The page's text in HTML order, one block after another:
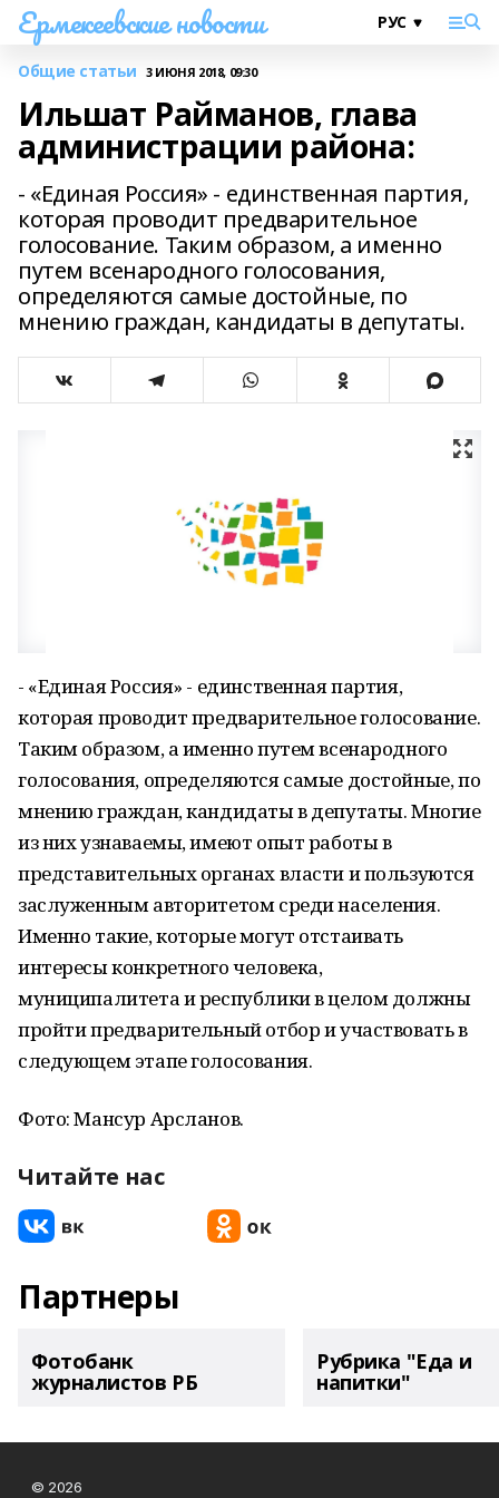
Ермекеевские новости
Общие статьи 3 ИЮНЯ 2018, 09:30
Ильшат Райманов, глава
администрации района:
- «Единая Россия» - единственная партия,
которая проводит предварительное
голосование. Таким образом, а именно
путем всенародного голосования,
определяются самые достойные, по
мнению граждан, кандидаты в депутаты.
- «Единая Россия» - единственная партия,
которая проводит предварительное голосование.
Таким образом, а именно путем всенародного
голосования, определяются самые достойные, по
мнению граждан, кандидаты в депутаты. Многие
из них узнаваемы, имеют опыт работы в
представительных органах власти и пользуются
заслуженным авторитетом среди населения.
Именно такие, которые могут отстаивать
интересы конкретного человека,
муниципалитета и республики в целом должны
пройти предварительный отбор и участвовать в
следующем этапе голосования.
Фото: Мансур Арсланов.
Читайте нас
Партнеры
Фотобанк
журналистов РБ
Рубрика "Еда и
напитки"
© 2026